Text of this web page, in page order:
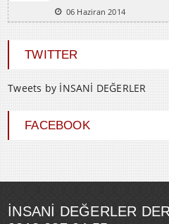
TWITTER
Tweets by İNSANİ DEĞERLER
FACEBOOK
İNSANI DEĞERLER